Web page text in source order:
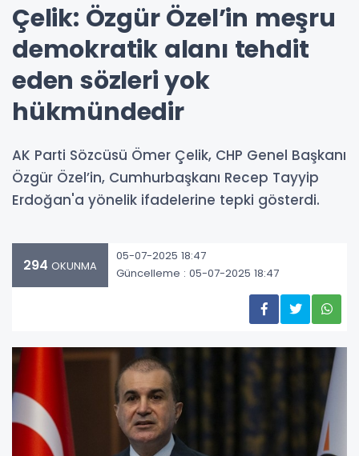
Çelik: Özgür Özel’in meşru
demokratik alanı tehdit
eden sözleri yok
hükmündedir
AK Parti Sözcüsü Ömer Çelik, CHP Genel Başkanı
Özgür Özel’in, Cumhurbaşkanı Recep Tayyip
Erdoğan'a yönelik ifadelerine tepki gösterdi.
294 OKUNMA
05-07-2025 18:47
Güncelleme : 05-07-2025 18:47